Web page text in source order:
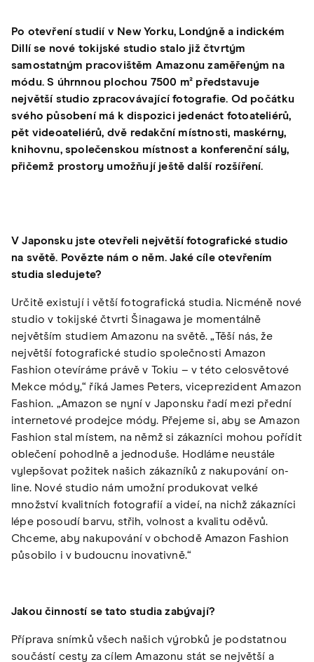
Po otevření studií v New Yorku, Londýně a indickém
Dillí se nové tokijské studio stalo již čtvrtým
samostatným pracovištěm Amazonu zaměřeným na
módu. S úhrnnou plochou 7500 m² představuje
největší studio zpracovávající fotografie. Od počátku
svého působení má k dispozici jedenáct fotoateliérů,
pět videoateliérů, dvě redakční místnosti, maskérny,
knihovnu, společenskou místnost a konferenční sály,
přičemž prostory umožňují ještě další rozšíření.
V Japonsku jste otevřeli největší fotografické studio
na světě. Povězte nám o něm. Jaké cíle otevřením
studia sledujete?
Určitě existují i větší fotografická studia. Nicméně nové
studio v tokijské čtvrti Šinagawa je momentálně
největším studiem Amazonu na světě. „Těší nás, že
největší fotografické studio společnosti Amazon
Fashion otevíráme právě v Tokiu – v této celosvětové
Mekce módy,“ říká James Peters, viceprezident Amazon
Fashion. „Amazon se nyní v Japonsku řadí mezi přední
internetové prodejce módy. Přejeme si, aby se Amazon
Fashion stal místem, na němž si zákazníci mohou pořídit
oblečení pohodlně a jednoduše. Hodláme neustále
vylepšovat požitek našich zákazníků z nakupování on-
line. Nové studio nám umožní produkovat velké
množství kvalitních fotografií a videí, na nichž zákazníci
lépe posoudí barvu, střih, volnost a kvalitu oděvů.
Chceme, aby nakupování v obchodě Amazon Fashion
působilo i v budoucnu inovativně.“
Jakou činností se tato studia zabývají?
Příprava snímků všech našich výrobků je podstatnou
součástí cesty za cílem Amazonu stát se největší a